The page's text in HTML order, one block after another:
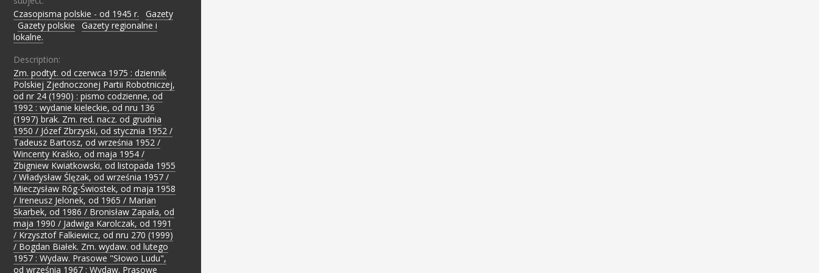
Czasopisma polskie - od 1945 r.
Gazety
Gazety polskie
Gazety regionalne i
lokalne.
Description:
Zm. podtyt. od czerwca 1975 : dziennik
Polskiej Zjednoczonej Partii Robotniczej,
od nr 24 (1990) : pismo codzienne, od
1992 : wydanie kieleckie, od nru 136
(1997) brak. Zm. red. nacz. od grudnia
1950 / Józef Zbrzyski, od stycznia 1952 /
Tadeusz Bartosz, od września 1952 /
Wincenty Kraśko, od maja 1954 /
Zbigniew Kwiatkowski, od listopada 1955
/ Władysław Ślęzak, od września 1957 /
Mieczysław Róg-Świostek, od maja 1958
/ Ireneusz Jelonek, od 1965 / Marian
Skarbek, od 1986 / Bronisław Zapała, od
maja 1990 / Jadwiga Karolczak, od 1991
/ Krzysztof Falkiewicz, od nru 270 (1999)
/ Bogdan Białek. Zm. wydaw. od lutego
1957 : Wydaw. Prasowe "Słowo Ludu",
od września 1967 : Wydaw. Prasowe